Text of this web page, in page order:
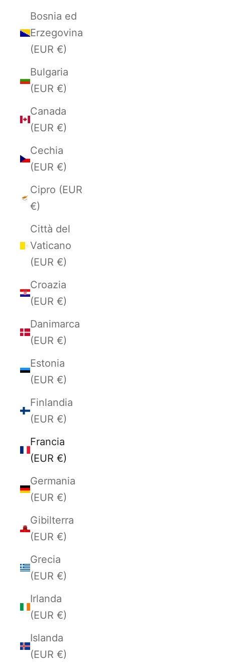
Bosnia ed
Erzegovina
(EUR €)
Bulgaria
(EUR €)
Canada
(EUR €)
Cechia
(EUR €)
Cipro (EUR
€)
Città del
Vaticano
(EUR €)
Croazia
(EUR €)
Danimarca
(EUR €)
Estonia
(EUR €)
Finlandia
(EUR €)
Francia
(EUR €)
Germania
(EUR €)
Gibilterra
(EUR €)
Grecia
(EUR €)
Irlanda
(EUR €)
Islanda
(EUR €)